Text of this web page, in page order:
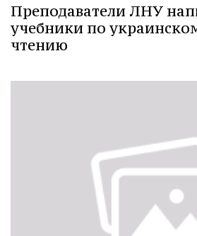
Преподаватели ЛНУ
учебники по
чтению